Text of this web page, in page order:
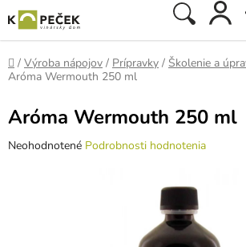
na
obsah
Hľadať
Domov
/ Výroba nápojov / Prípravky / Školenie a
Aróma Wermouth 250 ml
Aróma Wermouth 250 ml
Priemerné
Neohodnotené Podrobnosti hodnotenia